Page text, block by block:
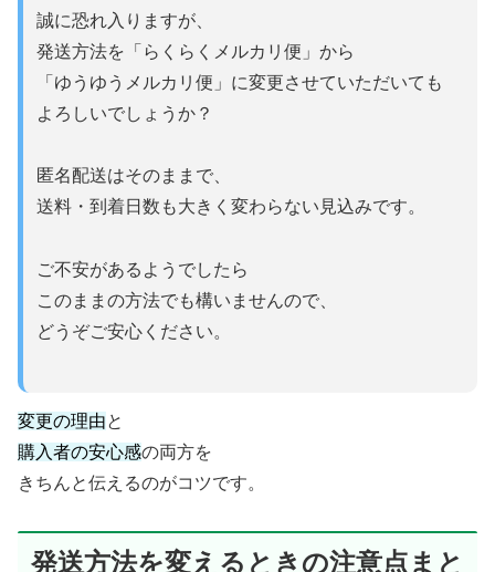
誠に恐れ入りますが、
発送方法を「らくらくメルカリ便」から
「ゆうゆうメルカリ便」に変更させていただいても
よろしいでしょうか？
匿名配送はそのままで、
送料・到着日数も大きく変わらない見込みです。
ご不安があるようでしたら
このままの方法でも構いませんので、
どうぞご安心ください。
変更の理由と
購入者の安心感の両方を
きちんと伝えるのがコツです。
発送方法を変えるときの注意点まと